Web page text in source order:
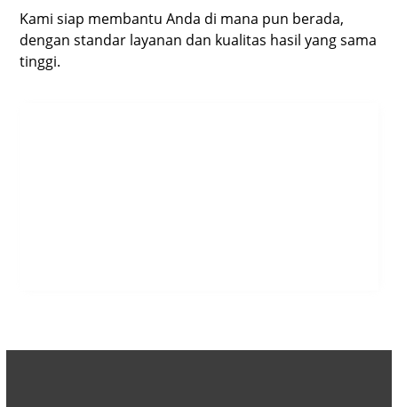
Kami siap membantu Anda di mana pun berada,
dengan standar layanan dan kualitas hasil yang sama
tinggi.